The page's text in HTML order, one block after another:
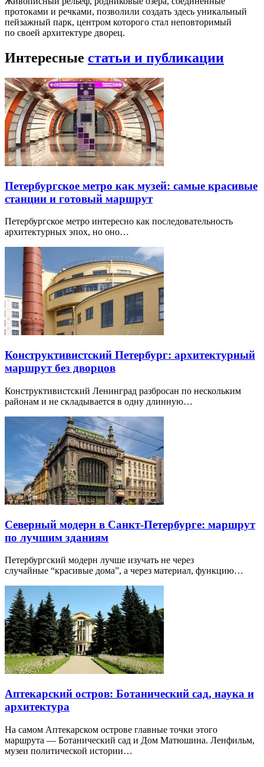
протоками и речками, позволили создать здесь уникальный
пейзажный парк, центром которого стал неповторимый
по своей архитектуре дворец.
Интересные статьи и публикации
Петербургское метро как музей: самые красивые
станции и готовый маршрут
Петербургское метро интересно как последовательность
архитектурных эпох, но оно…
Конструктивистский Петербург: архитектурный
маршрут без дворцов
Конструктивистский Ленинград разбросан по нескольким
районам и не складывается в одну длинную…
Северный модерн в Санкт-Петербурге: маршрут
по лучшим зданиям
Петербургский модерн лучше изучать не через
случайные “красивые дома”, а через материал, функцию…
Аптекарский остров: Ботанический сад, наука и
архитектура
На самом Аптекарском острове главные точки этого
маршрута — Ботанический сад и Дом Матюшина. Ленфильм,
музеи политической истории…